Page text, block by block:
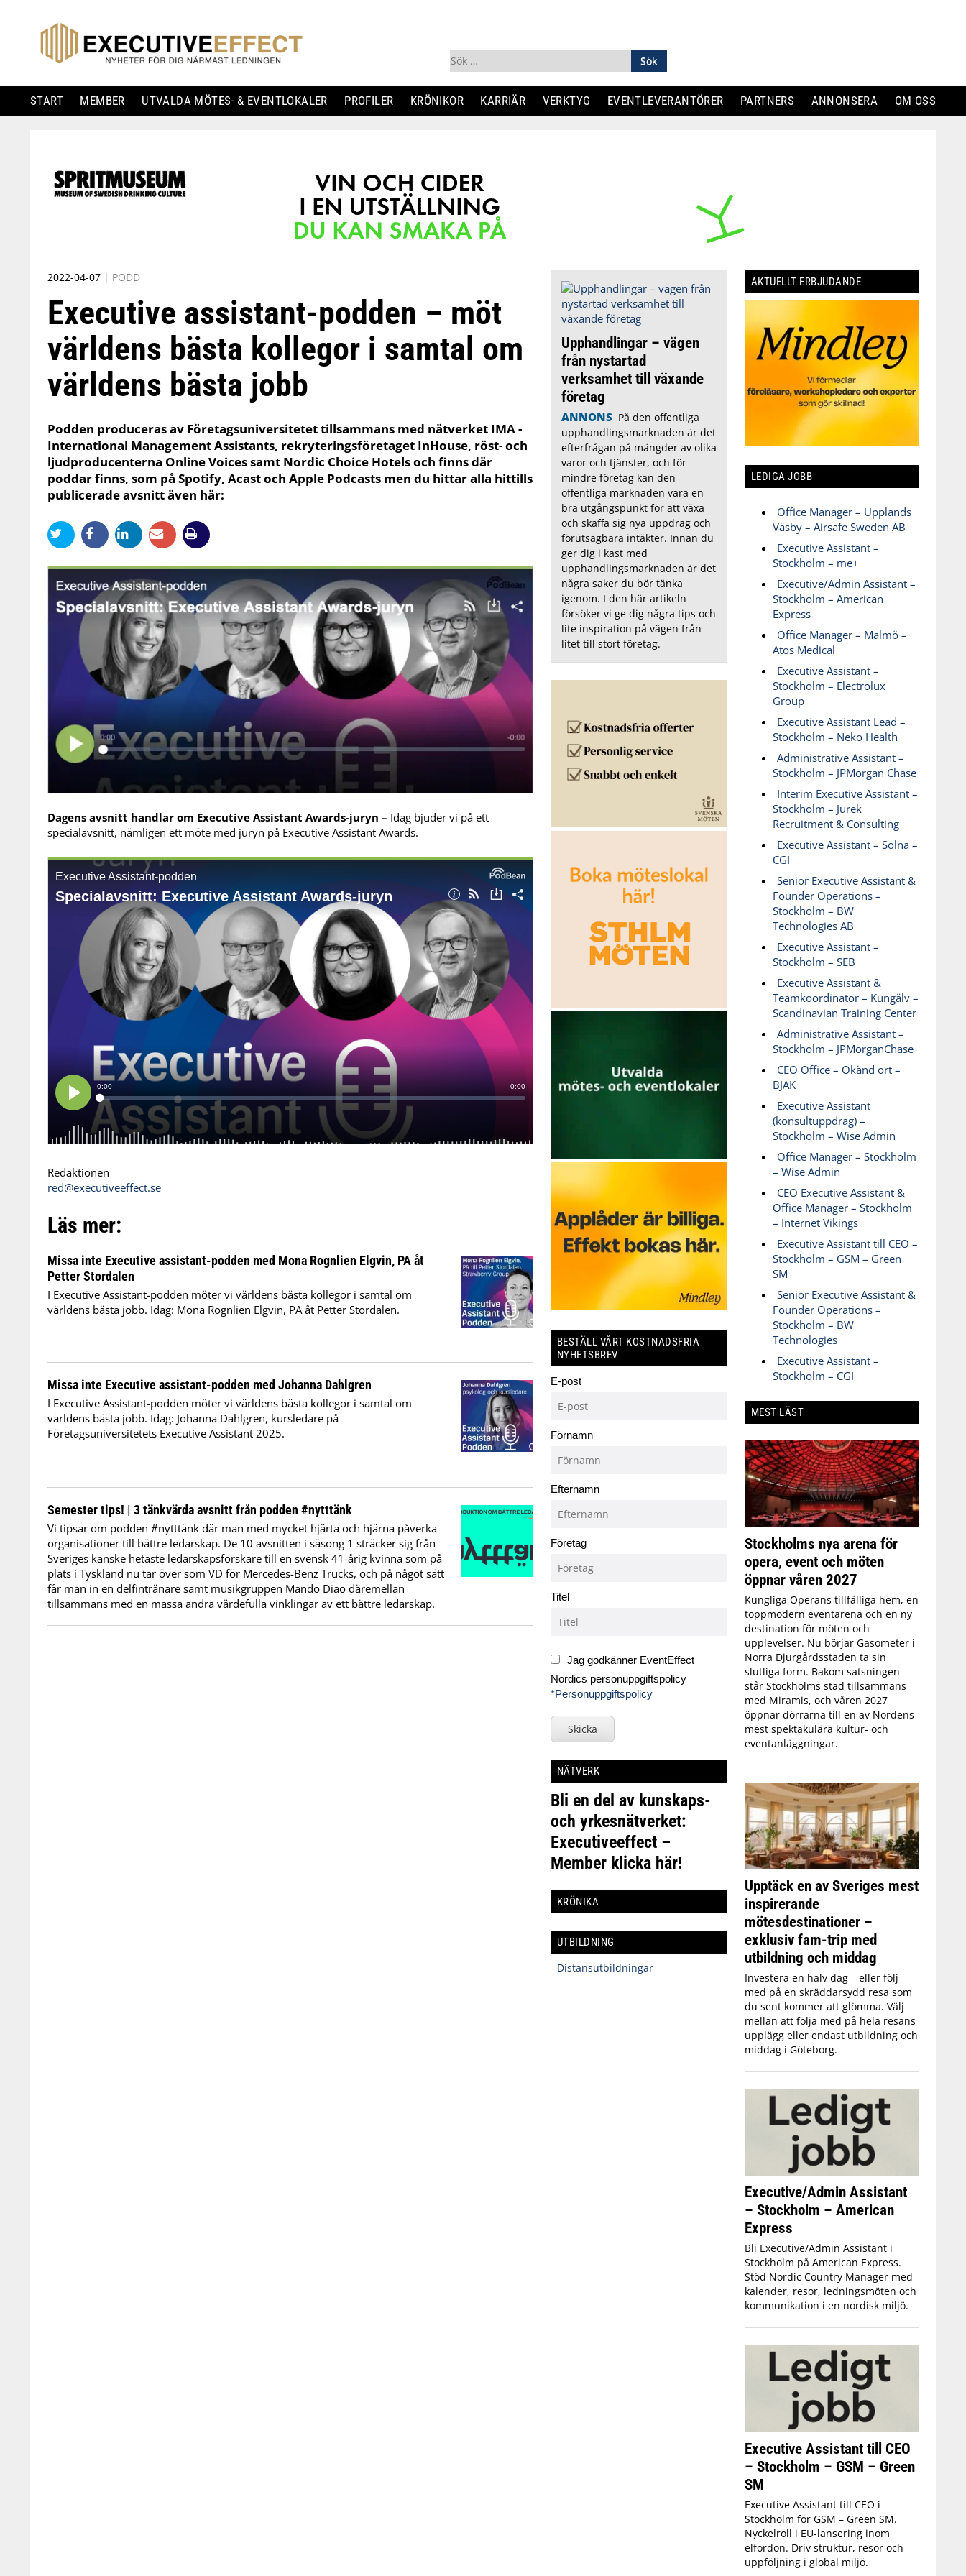
Sök
efter:
START MEMBER UTVALDA MÖTES- & EVENTLOKALER PROFILER KRÖNIKOR KARRIÄR VERKTYG EVENTLEVERANTÖRER PARTNERS ANNONSERA OM OSS
to
content
2022-04-07 | PODD
Executive assistant-podden – möt
världens bästa kollegor i samtal om
världens bästa jobb
Podden produceras av Företagsuniversitetet tillsammans med nätverket IMA -
International Management Assistants, rekryteringsföretaget InHouse, röst- och
ljudproducenterna Online Voices samt Nordic Choice Hotels och finns där
poddar finns, som på Spotify, Acast och Apple Podcasts men du hittar alla hittills
publicerade avsnitt även här:
Dagens avsnitt handlar om Executive Assistant Awards-juryn – Idag bjuder vi på ett
specialavsnitt, nämligen ett möte med juryn på Executive Assistant Awards.
Redaktionen
red@executiveeffect.se
Läs mer:
Missa inte Executive assistant-podden med Mona Rognlien Elgvin, PA åt
Petter Stordalen
I Executive Assistant-podden möter vi världens bästa kollegor i samtal om
världens bästa jobb. Idag: Mona Rognlien Elgvin, PA åt Petter Stordalen.
Missa inte Executive assistant-podden med Johanna Dahlgren
I Executive Assistant-podden möter vi världens bästa kollegor i samtal om
världens bästa jobb. Idag: Johanna Dahlgren, kursledare på
Företagsuniversitetets Executive Assistant 2025.
Semester tips! | 3 tänkvärda avsnitt från podden #nytttänk
Vi tipsar om podden #nytttänk där man med mycket hjärta och hjärna påverka
organisationer till bättre ledarskap. De 10 avsnitten i säsong 1 sträcker sig från
Sveriges kanske hetaste ledarskapsforskare till en svensk 41-årig kvinna som på
plats i Tyskland nu tar över som VD för Mercedes-Benz Trucks, och på något sätt
får man in en delfintränare samt musikgruppen Mando Diao däremellan
tillsammans med en massa andra värdefulla vinklingar av ett bättre ledarskap.
Upphandlingar – vägen
från nystartad
verksamhet till växande
företag
ANNONS På den offentliga
upphandlingsmarknaden är det
efterfrågan på mängder av olika
varor och tjänster, och för
mindre företag kan den
offentliga marknaden vara en
bra utgångspunkt för att växa
och skaffa sig nya uppdrag och
förutsägbara intäkter. Innan du
ger dig i kast med
upphandlingsmarknaden är det
några saker du bör tänka
igenom. I den här artikeln
försöker vi ge dig några tips och
lite inspiration på vägen från
litet till stort företag.
BESTÄLL VÅRT KOSTNADSFRIA
NYHETSBREV
E-post
Förnamn
Efternamn
Företag
Titel
Jag godkänner EventEffect
Nordics personuppgiftspolicy
*Personuppgiftspolicy
Skicka
NÄTVERK
Bli en del av kunskaps-
och yrkesnätverket:
Executiveeffect –
Member klicka här!
KRÖNIKA
UTBILDNING
- Distansutbildningar
AKTUELLT ERBJUDANDE
LEDIGA JOBB
Office Manager – Upplands
Väsby – Airsafe Sweden AB
Executive Assistant –
Stockholm – me+
Executive/Admin Assistant –
Stockholm – American
Express
Office Manager – Malmö –
Atos Medical
Executive Assistant –
Stockholm – Electrolux
Group
Executive Assistant Lead –
Stockholm – Neko Health
Administrative Assistant –
Stockholm – JPMorgan Chase
Interim Executive Assistant –
Stockholm – Jurek
Recruitment & Consulting
Executive Assistant – Solna –
CGI
Senior Executive Assistant &
Founder Operations –
Stockholm – BW
Technologies AB
Executive Assistant –
Stockholm – SEB
Executive Assistant &
Teamkoordinator – Kungälv –
Scandinavian Training Center
Administrative Assistant –
Stockholm – JPMorganChase
CEO Office – Okänd ort –
BJAK
Executive Assistant
(konsultuppdrag) –
Stockholm – Wise Admin
Office Manager – Stockholm
– Wise Admin
CEO Executive Assistant &
Office Manager – Stockholm
– Internet Vikings
Executive Assistant till CEO –
Stockholm – GSM – Green
SM
Senior Executive Assistant &
Founder Operations –
Stockholm – BW
Technologies
Executive Assistant –
Stockholm – CGI
MEST LÄST
Stockholms nya arena för
opera, event och möten
öppnar våren 2027
Kungliga Operans tillfälliga hem, en
toppmodern eventarena och en ny
destination för möten och
upplevelser. Nu börjar Gasometer i
Norra Djurgårdsstaden ta sin
slutliga form. Bakom satsningen
står Stockholms stad tillsammans
med Miramis, och våren 2027
öppnar dörrarna till en av Nordens
mest spektakulära kultur- och
eventanläggningar.
Upptäck en av Sveriges mest
inspirerande
mötesdestinationer –
exklusiv fam-trip med
utbildning och middag
Investera en halv dag – eller följ
med på en skräddarsydd resa som
du sent kommer att glömma. Välj
mellan att följa med på hela resans
upplägg eller endast utbildning och
middag i Göteborg.
Executive/Admin Assistant
– Stockholm – American
Express
Bli Executive/Admin Assistant i
Stockholm på American Express.
Stöd Nordic Country Manager med
kalender, resor, ledningsmöten och
kommunikation i en nordisk miljö.
Executive Assistant till CEO
– Stockholm – GSM – Green
SM
Executive Assistant till CEO i
Stockholm för GSM – Green SM.
Nyckelroll i EU‑lansering inom
elfordon. Driv struktur, resor och
uppföljning i global miljö.